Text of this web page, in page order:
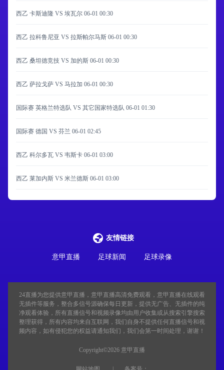
西乙 卡斯迪隆 VS 埃瓦尔 06-01 00:30
西乙 拉科鲁尼亚 VS 拉斯帕尔马斯 06-01 00:30
西乙 桑坦德竞技 VS 加的斯 06-01 00:30
西乙 萨拉戈萨 VS 马拉加 06-01 00:30
国际赛 英格兰特选队 VS 其它国家特选队 06-01 01:30
国际赛 德国 VS 芬兰 06-01 02:45
西乙 科尔多瓦 VS 韦斯卡 06-01 03:00
西乙 莱加内斯 VS 米兰德斯 06-01 03:00
友情链接
意甲直播 足球新闻 足球录像
24直播为您提供意甲直播，意甲直播高清免费观看，意甲直播在线观看
无插件等服务，整合多信号源确保每日更新，提供无广告、无插件的纯
净观看体验，所有直播信号和视频录像均由用户收集或从搜索引擎搜索
整理获得，所有内容均来自互联网，我们自身不提供任何直播信号和视
频内容，如有侵犯您的权益请通知我们，我们会第一时间处理，谢谢！
Copyright©2026 意甲直播